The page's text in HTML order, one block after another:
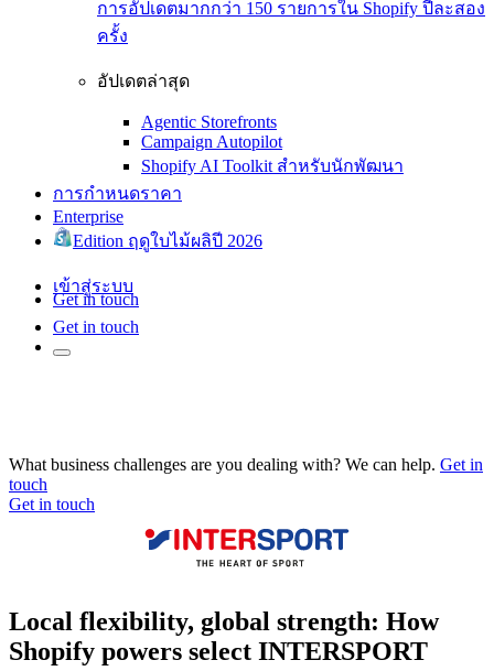
การอัปเดตมากกว่า 150 รายการใน Shopify ปีละสอง
ครั้ง
อัปเดตล่าสุด
Agentic Storefronts
Campaign Autopilot
Shopify AI Toolkit สำหรับนักพัฒนา
การกำหนดราคา
Enterprise
Edition ฤดูใบไม้ผลิปี 2026
เข้าสู่ระบบ
Get in touch
Get in touch
What business challenges are you dealing with? We can help. Get in
touch
Get in touch
Local flexibility, global strength: How
Shopify powers select INTERSPORT